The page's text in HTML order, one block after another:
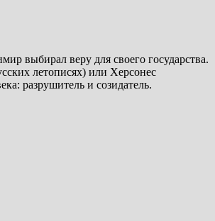
выбирал веру для своего государства.
летописях) или Херсонес
разрушитель и созидатель.